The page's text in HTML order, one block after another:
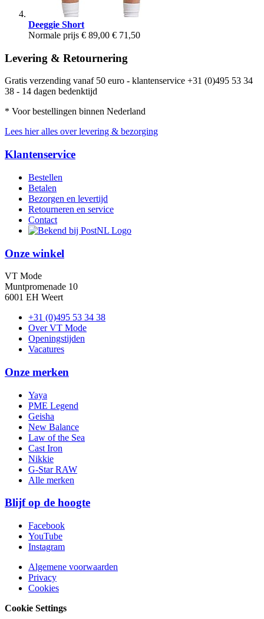
Deeggie Short
Normale prijs € 89,00 € 71,50
Levering & Retournering
Gratis verzending vanaf 50 euro - klantenservice +31 (0)495 53 34
38 - 14 dagen bedenktijd
* Voor bestellingen binnen Nederland
Lees hier alles over levering & bezorging
Klantenservice
Bestellen
Betalen
Bezorgen en levertijd
Retourneren en service
Contact
Onze winkel
VT Mode
Muntpromenade 10
6001 EH Weert
+31 (0)495 53 34 38
Over VT Mode
Openingstijden
Vacatures
Onze merken
Yaya
PME Legend
Geisha
New Balance
Law of the Sea
Cast Iron
Nikkie
G-Star RAW
Alle merken
Blijf op de hoogte
Facebook
YouTube
Instagram
Algemene voorwaarden
Privacy
Cookies
Cookie Settings